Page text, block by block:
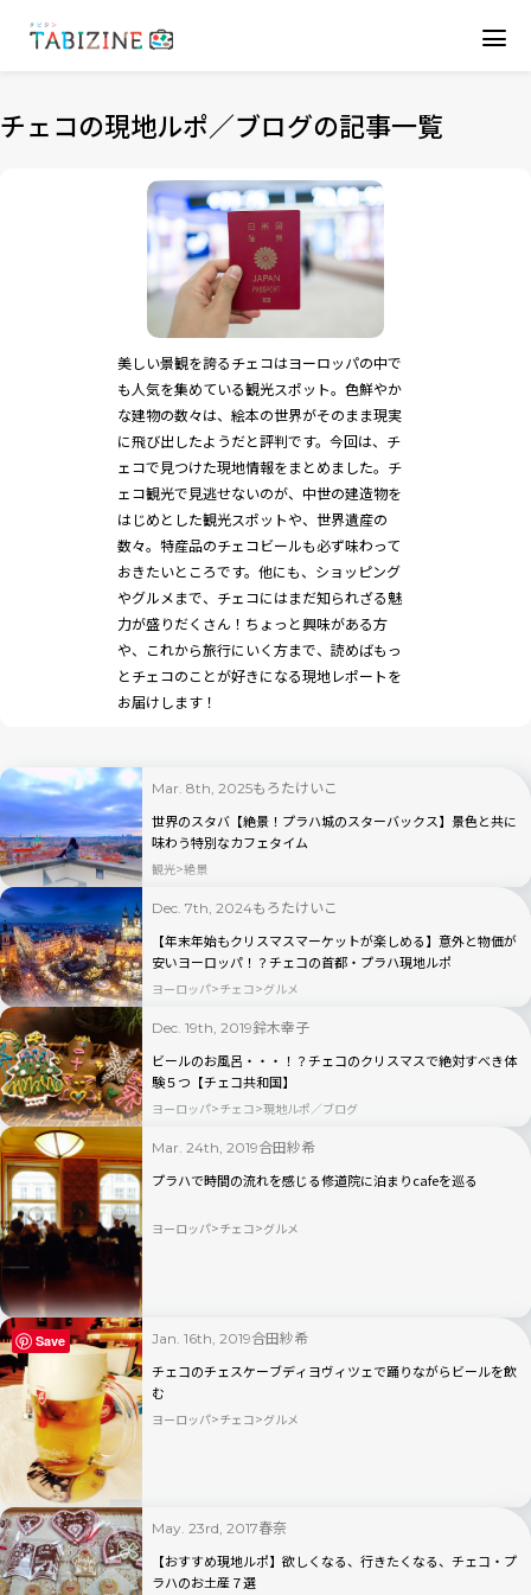
チェコの現地ルポ／ブログの記事一覧
美しい景観を誇るチェコはヨーロッパの中で
も人気を集めている観光スポット。色鮮やか
な建物の数々は、絵本の世界がそのまま現実
に飛び出したようだと評判です。今回は、チ
ェコで見つけた現地情報をまとめました。チ
ェコ観光で見逃せないのが、中世の建造物を
はじめとした観光スポットや、世界遺産の
数々。特産品のチェコビールも必ず味わって
おきたいところです。他にも、ショッピング
やグルメまで、チェコにはまだ知られざる魅
力が盛りだくさん！ちょっと興味がある方
や、これから旅行にいく方まで、読めばもっ
とチェコのことが好きになる現地レポートを
お届けします！
Mar. 8th, 2025もろたけいこ
世界のスタバ【絶景！プラハ城のスターバックス】景色と共に
味わう特別なカフェタイム
観光 絶景
Dec. 7th, 2024もろたけいこ
【年末年始もクリスマスマーケットが楽しめる】意外と物価が
安いヨーロッパ！？チェコの首都・プラハ現地ルポ
ヨーロッパ チェコ グルメ
Dec. 19th, 2019鈴木幸子
ビールのお風呂・・・！？チェコのクリスマスで絶対すべき体
験５つ【チェコ共和国】
ヨーロッパ チェコ 現地ルポ／ブログ
Mar. 24th, 2019合田紗希
プラハで時間の流れを感じる修道院に泊まりcafeを巡る
ヨーロッパ チェコ グルメ
Jan. 16th, 2019合田紗希
チェコのチェスケーブディヨヴィツェで踊りながらビールを飲
む
ヨーロッパ チェコ グルメ
May. 23rd, 2017春奈
【おすすめ現地ルポ】欲しくなる、行きたくなる、チェコ・プ
ラハのお土産７選
Save